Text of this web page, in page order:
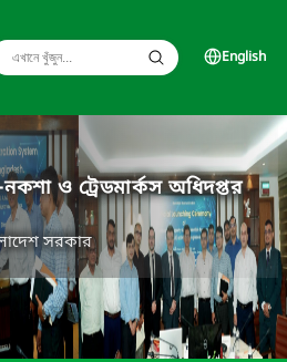
English
নকশা ও ট্রেডমার্কস অধিদপ্তর
সরকার